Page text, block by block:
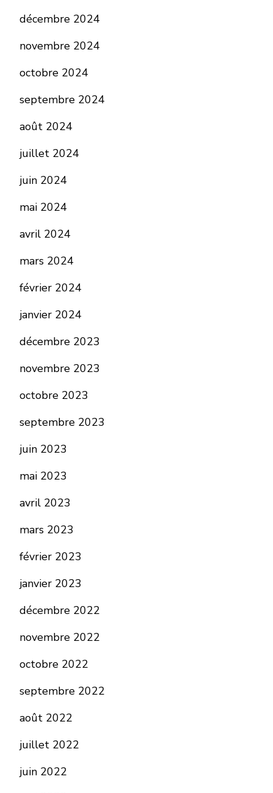
décembre 2024
novembre 2024
octobre 2024
septembre 2024
août 2024
juillet 2024
juin 2024
mai 2024
avril 2024
mars 2024
février 2024
janvier 2024
décembre 2023
novembre 2023
octobre 2023
septembre 2023
juin 2023
mai 2023
avril 2023
mars 2023
février 2023
janvier 2023
décembre 2022
novembre 2022
octobre 2022
septembre 2022
août 2022
juillet 2022
juin 2022